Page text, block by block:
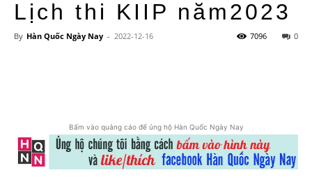
Lịch thi KIIP năm2023
By Hàn Quốc Ngày Nay - 2022-12-16 0
7096
Bấm vào quảng cáo để ủng hộ Hàn Quốc Ngày Nay